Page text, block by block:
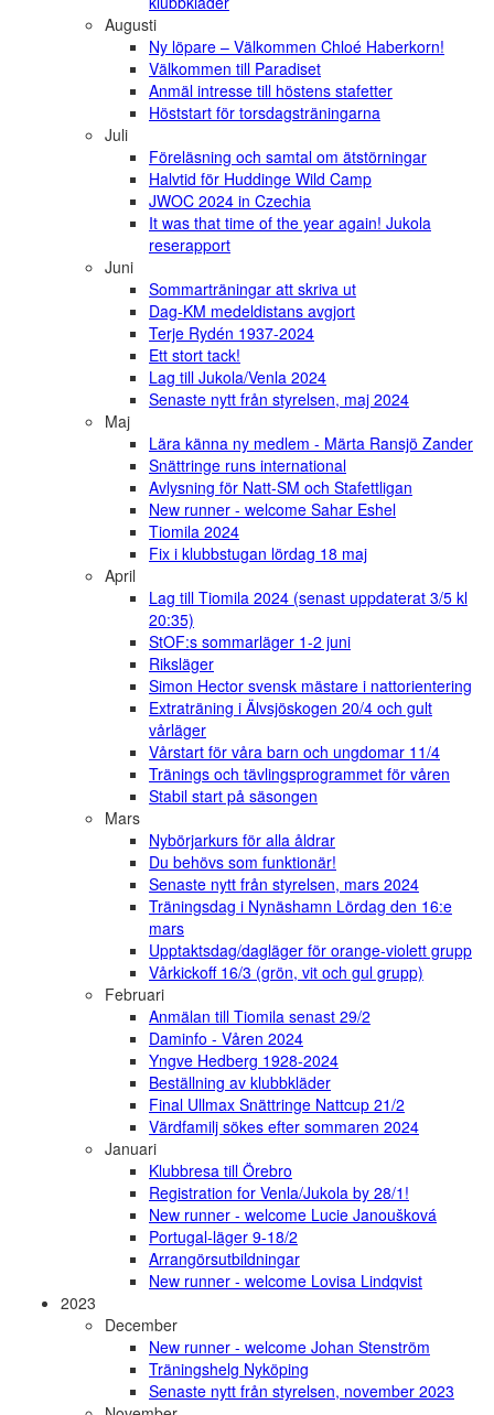
Augusti
Ny löpare – Välkommen Chloé Haberkorn!
Välkommen till Paradiset
Anmäl intresse till höstens stafetter
Höststart för torsdagsträningarna
Juli
Föreläsning och samtal om ätstörningar
Halvtid för Huddinge Wild Camp
JWOC 2024 in Czechia
It was that time of the year again! Jukola
reserapport
Juni
Sommarträningar att skriva ut
Dag-KM medeldistans avgjort
Terje Rydén 1937-2024
Ett stort tack!
Lag till Jukola/Venla 2024
Senaste nytt från styrelsen, maj 2024
Maj
Lära känna ny medlem - Märta Ransjö Zander
Snättringe runs international
Avlysning för Natt-SM och Stafettligan
New runner - welcome Sahar Eshel
Tiomila 2024
Fix i klubbstugan lördag 18 maj
April
Lag till Tiomila 2024 (senast uppdaterat 3/5 kl
20:35)
StOF:s sommarläger 1-2 juni
Riksläger
Simon Hector svensk mästare i nattorientering
Extraträning i Älvsjöskogen 20/4 och gult
vårläger
Vårstart för våra barn och ungdomar 11/4
Tränings och tävlingsprogrammet för våren
Stabil start på säsongen
Mars
Nybörjarkurs för alla åldrar
Du behövs som funktionär!
Senaste nytt från styrelsen, mars 2024
Träningsdag i Nynäshamn Lördag den 16:e
mars
Upptaktsdag/dagläger för orange-violett grupp
Vårkickoff 16/3 (grön, vit och gul grupp)
Februari
Anmälan till Tiomila senast 29/2
Daminfo - Våren 2024
Yngve Hedberg 1928-2024
Beställning av klubbkläder
Final Ullmax Snättringe Nattcup 21/2
Värdfamilj sökes efter sommaren 2024
Januari
Klubbresa till Örebro
Registration for Venla/Jukola by 28/1!
New runner - welcome Lucie Janoušková
Portugal-läger 9-18/2
Arrangörsutbildningar
New runner - welcome Lovisa Lindqvist
2023
December
New runner - welcome Johan Stenström
Träningshelg Nyköping
Senaste nytt från styrelsen, november 2023